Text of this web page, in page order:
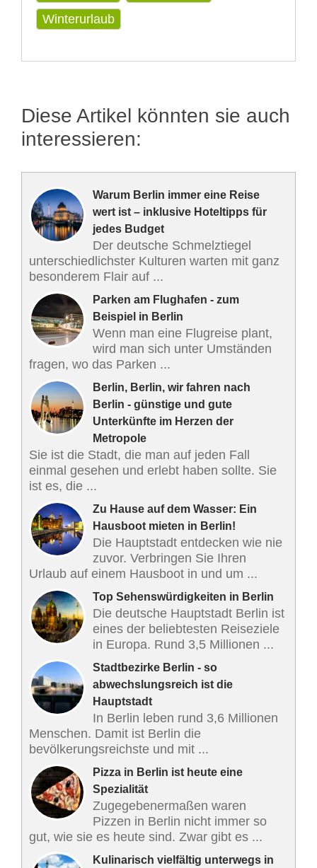
Winterurlaub
Diese Artikel könnten sie auch
interessieren:
Warum Berlin immer eine Reise
wert ist – inklusive Hoteltipps für
jedes Budget
Der deutsche Schmelztiegel
unterschiedlichster Kulturen warten mit ganz
besonderem Flair auf ...
Parken am Flughafen - zum
Beispiel in Berlin
Wenn man eine Flugreise plant,
wird man sich unter Umständen
fragen, wo das Parken ...
Berlin, Berlin, wir fahren nach
Berlin - günstige und gute
Unterkünfte im Herzen der
Metropole
Sie ist die Stadt, die man auf jeden Fall
einmal gesehen und erlebt haben sollte. Sie
ist es, die ...
Zu Hause auf dem Wasser: Ein
Hausboot mieten in Berlin!
Die Hauptstadt entdecken wie nie
zuvor. Verbringen Sie Ihren
Urlaub auf einem Hausboot in und um ...
Top Sehenswürdigkeiten in Berlin
Die deutsche Hauptstadt Berlin ist
eines der beliebtesten Reiseziele
in Europa. Rund 3,5 Millionen ...
Stadtbezirke Berlin - so
abwechslungsreich ist die
Hauptstadt
In Berlin leben rund 3,6 Millionen
Menschen. Damit ist Berlin die
bevölkerungsreichste und mit ...
Pizza in Berlin ist heute eine
Spezialität
Zugegebenermaßen waren
Pizzen in Berlin nicht immer so
gut, wie sie es heute sind. Zwar gibt es ...
Kulinarisch vielfältig unterwegs in